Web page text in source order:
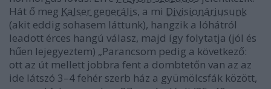
Hát ő meg Kalser generális, a mi Divisionáriusunk
(akit eddig sohasem láttunk), hangzik a lóhátról
leadott érces hangú válasz, majd így folytatja (jól és
hűen lejegyeztem) „Parancsom pedig a következő:
ott az út mellett jobbra fent a dombtetőn van az az
ide látszó 3–4 fehér szerb ház a gyümölcsfák között,